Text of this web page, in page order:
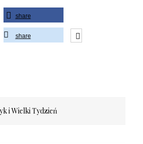
share
share
i Wielki Tydzień